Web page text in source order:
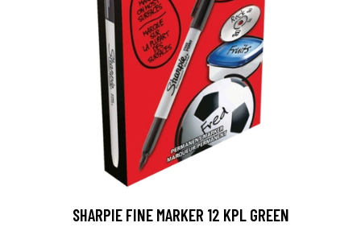
SHARPIE FINE MARKER 12 KPL GREEN